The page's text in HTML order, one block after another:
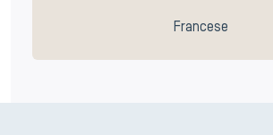
Francese